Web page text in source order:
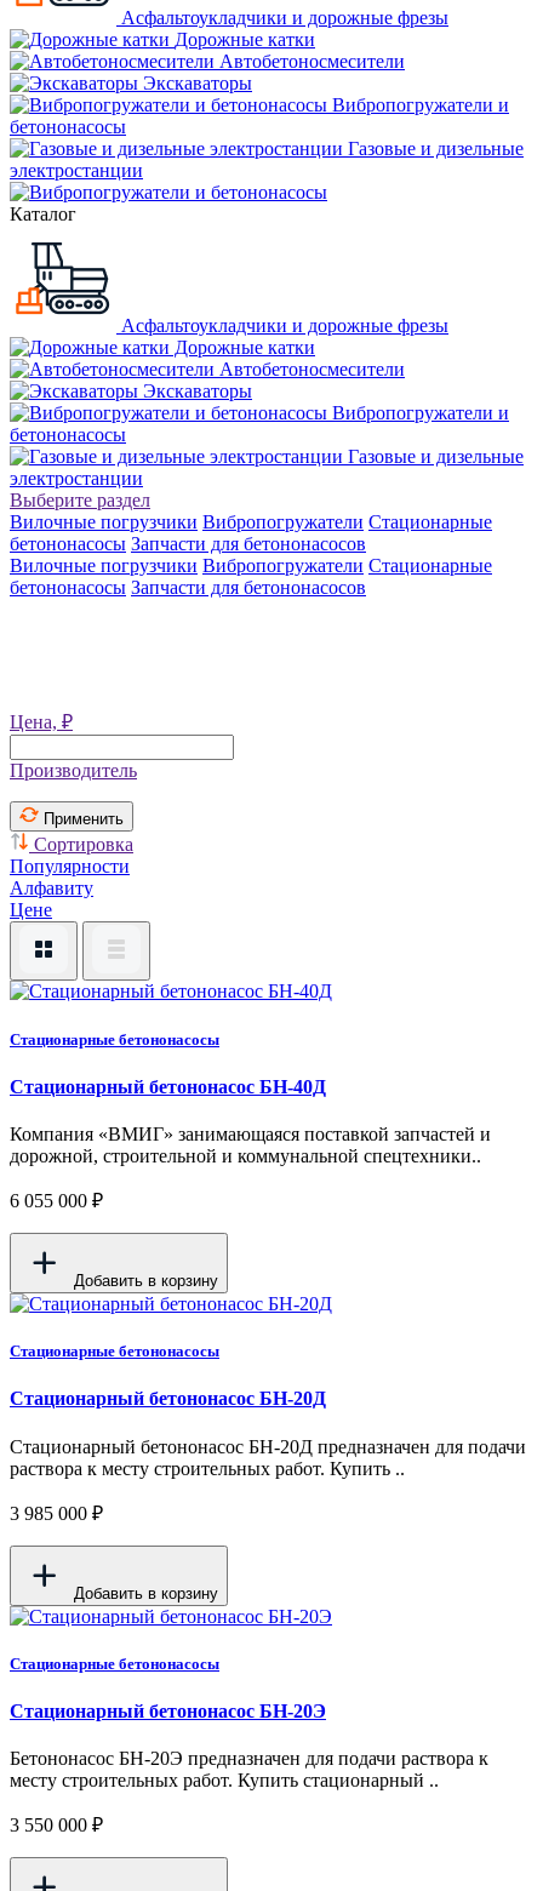
Асфальтоукладчики и дорожные фрезы
Дорожные катки
Автобетоносмесители
Экскаваторы
Вибропогружатели и
бетононасосы
Газовые и дизельные
электростанции
Каталог
Асфальтоукладчики и дорожные фрезы
Дорожные катки
Автобетоносмесители
Экскаваторы
Вибропогружатели и
бетононасосы
Газовые и дизельные
электростанции
Выберите раздел
Вилочные погрузчики Вибропогружатели Стационарные
бетононасосы Запчасти для бетононасосов
Вилочные погрузчики Вибропогружатели Стационарные
бетононасосы Запчасти для бетононасосов
Цена, ₽
Производитель
Применить
Сортировка
Популярности
Алфавиту
Цене
Стационарные бетононасосы
Стационарный бетононасос БН-40Д
Компания «ВМИГ» занимающаяся поставкой запчастей и
дорожной, строительной и коммунальной спецтехники..
6 055 000 ₽
Добавить в корзину
Стационарные бетононасосы
Стационарный бетононасос БН-20Д
Стационарный бетононасос БН-20Д предназначен для подачи
раствора к месту строительных работ. Купить ..
3 985 000 ₽
Добавить в корзину
Стационарные бетононасосы
Стационарный бетононасос БН-20Э
Бетононасос БН-20Э предназначен для подачи раствора к
месту строительных работ. Купить стационарный ..
3 550 000 ₽